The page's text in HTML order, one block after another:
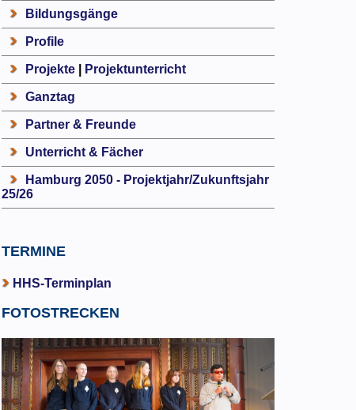
Bildungsgänge
Profile
Projekte| Projektunterricht
Ganztag
Partner & Freunde
Unterricht & Fächer
Hamburg 2050 - Projektjahr/Zukunftsjahr
25/26
TERMINE
HHS-Terminplan
FOTOSTRECKEN